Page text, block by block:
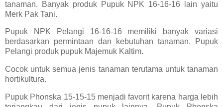
tanaman. Banyak produk Pupuk NPK 16-16-16 lain yaitu
Merk Pak Tani.
Pupuk NPK Pelangi 16-16-16 memiliki banyak variasi
berdasarkan permintaan dan kebutuhan tanaman. Pupuk
Pelangi produk pupuk Majemuk Kaltim.
Cocok untuk semua jenis tanaman terutama untuk tanaman
hortikultura.
Pupuk Phonska 15-15-15 menjadi favorit karena harga lebih